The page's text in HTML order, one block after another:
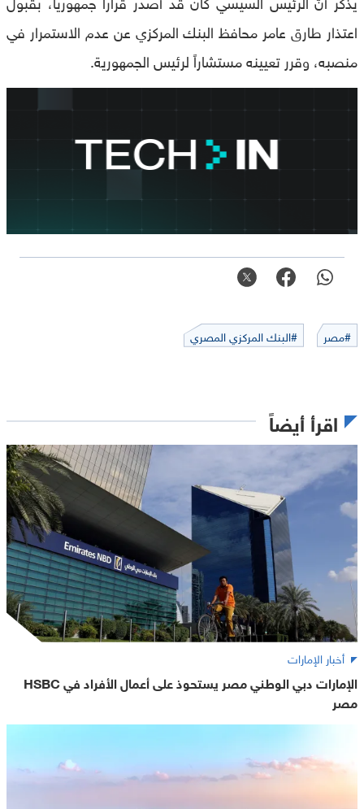
اعتذار طارق عامر محافظ البنك المركزي عن عدم الاستمرار في
منصبه، وقرر تعيينه مستشاراً لرئيس الجمهورية.
#مصر #البنك المركزي المصري
اقرأ أيضاً
أخبار الإمارات
الإمارات دبي الوطني مصر يستحوذ على أعمال الأفراد في HSBC
مصر